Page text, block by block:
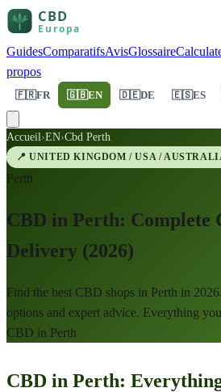
GuidesComparatifsAvisGlossaire
propos
🇫🇷FR 🇬🇧EN 🇩🇪DE 🇪🇸ES
Accueil›EN›Cbd Perth
📍UNITED KINGDOM / USA /
Perth
CBD in Perth: Complete
Delivery (2026)
Find the best CBD shops in Perth in
options and expert advice. Everything
CBD in Perth
CBD in Perth: